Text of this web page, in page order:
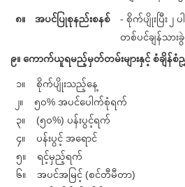
၈။ အပင်ပြုစုနည်းစနစ်
- စိုက်ပျိုးပြီး
တစ်ပင်ချန်သားခွဲ
၉။ ကောက်ယူရမည့်မှတ်တမ်းများနှင့် စံချိန်စံညွှ
၁။ စိုက်ပျိုးသည့်နေ့
၂။ ၅၀% အပင်ပေါက်စုံရက်
၃။ (၅၀%) ပန်းပွင့်ရက်
၄။ ပန်းပွင့် အရောင်
၅။ ရင့်မှည့်ရက်
၆။ အပင်အမြင့် (စင်တီမီတာ)